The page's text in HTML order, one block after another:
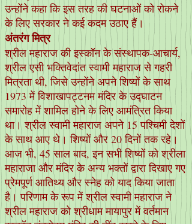
उन्होंने कहा कि इस तरह की घटनाओं को रोकने
के लिए सरकार ने कई कदम उठाए हैं।
अंतरंग मित्र
श्रील महाराज की इस्कॉन के संस्थापक-आचार्य,
श्रील एसी भक्तिवेदांत स्वामी महाराज से गहरी
मित्रता थी, जिसे उन्होंने अपने शिष्यों के साथ
1973 में विशाखापट्टनम मंदिर के उद्घाटन
समारोह में शामिल होने के लिए आमंत्रित किया
था। श्रील स्वामी महाराज अपने 15 पश्चिमी देशों
के साथ आए थे। शिष्यों और 20 दिनों तक रहे।
आज भी, 45 साल बाद, इन सभी शिष्यों को श्रीला
महाराजा और मंदिर के अन्य भक्तों द्वारा दिखाए गए
प्रेमपूर्ण आतिथ्य और स्नेह को याद किया जाता
है। परिणाम के रूप में श्रील स्वामी महाराज ने
श्रील महाराज को श्रीधाम मायापुर में वर्तमान